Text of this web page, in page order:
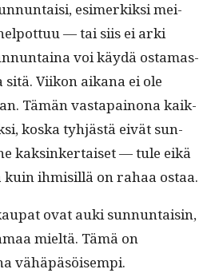
esimerkik­si mei­
— tai siis ei arki
voi käy­dä osta­mas­
Viikon aikana ei ole
Tämän vastapain­ona kaik­
kos­ka tyhjästä eivät sun­
kaksinker­taiset — tule eikä
ihmisil­lä on rahaa ostaa.
ovat auki sun­nun­taisin,
mieltä. Tämä on
vähäpäsöisempi.